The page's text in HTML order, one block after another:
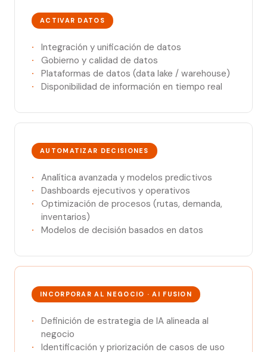
ACTIVAR DATOS
Integración y unificación de datos
Gobierno y calidad de datos
Plataformas de datos (data lake / warehouse)
Disponibilidad de información en tiempo real
AUTOMATIZAR DECISIONES
Analítica avanzada y modelos predictivos
Dashboards ejecutivos y operativos
Optimización de procesos (rutas, demanda,
inventarios)
Modelos de decisión basados en datos
INCORPORAR AL NEGOCIO · AI FUSION
Definición de estrategia de IA alineada al
negocio
Identificación y priorización de casos de uso